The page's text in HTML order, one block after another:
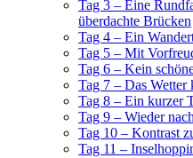
Tag 3 – Eine
überdachte Brücken
Tag 4 – Ein
Tag 5 – Mit
Tag 6 – Kein
Tag 7 – Das Wetter
Tag 8 – Ein kurzer
Tag 9 – Wieder
Tag 10 – Kontrast
Tag 11 –